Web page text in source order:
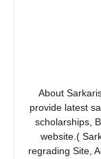
About
provide latest
scholarships,
website.(
regrading Site,